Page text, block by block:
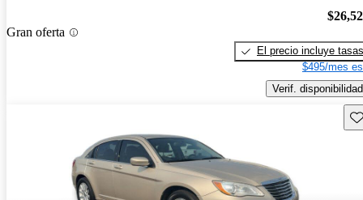
Gran oferta
El precio incluye tasas
$495/mes
Verif. disponibilidad